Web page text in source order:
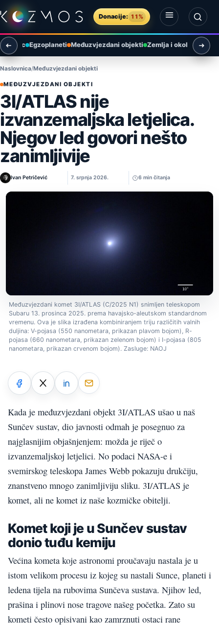
Preskoči na sadržaj
Donacije: 11%
Otvori izbornik
Otvori pretragu
Mjesec Egzoplaneti Međuzvjezdani objekti Zemlja i okoliš
Naslovnica Međuzvjezdani objekti
MEĐUZVJEZDANI OBJEKTI
3I/ATLAS nije
izvanzemaljska letjelica.
Njegov led govori nešto
zanimljivije
Ivan Petričević 7. srpnja 2026. 6 min čitanja
Međuzvjezdani komet 3I/ATLAS (C/2025 N1) snimljen teleskopom
Subaru 13. prosinca 2025. prema havajsko-aleutskom standardnom
vremenu. Ova je slika izrađena kombiniranjem triju različitih valnih
duljina: V-pojasa (550 nanometara, prikazan plavom bojom), R-
pojasa (660 nanometara, prikazan zelenom bojom) i I-pojasa (805
nanometara, prikazan crvenom bojom). Zasluge: NAOJ
Kada je međuzvjezdani objekt 3I/ATLAS ušao u naš
Sunčev sustav, dio javnosti odmah je posegnuo za
najglasnijim objašnjenjem: možda je riječ o
izvanzemaljskoj letjelici. No podaci NASA-e i
svemirskog teleskopa James Webb pokazuju drukčiju,
znanstveno mnogo zanimljiviju sliku. 3I/ATLAS je
komet, ali ne komet iz naše kozmičke obitelji.
Komet koji je u Sunčev sustav
donio tuđu kemiju
Većina kometa koje astronomi proučavaju nastala je u
istom velikom procesu iz kojeg su nastali Sunce, planeti i
ledena tijela na rubovima Sunčeva sustava. Njihov led,
prašina i plinovi nose tragove našeg početka. Zato su
kometi često opisivani kao zamrznuti ostaci rane